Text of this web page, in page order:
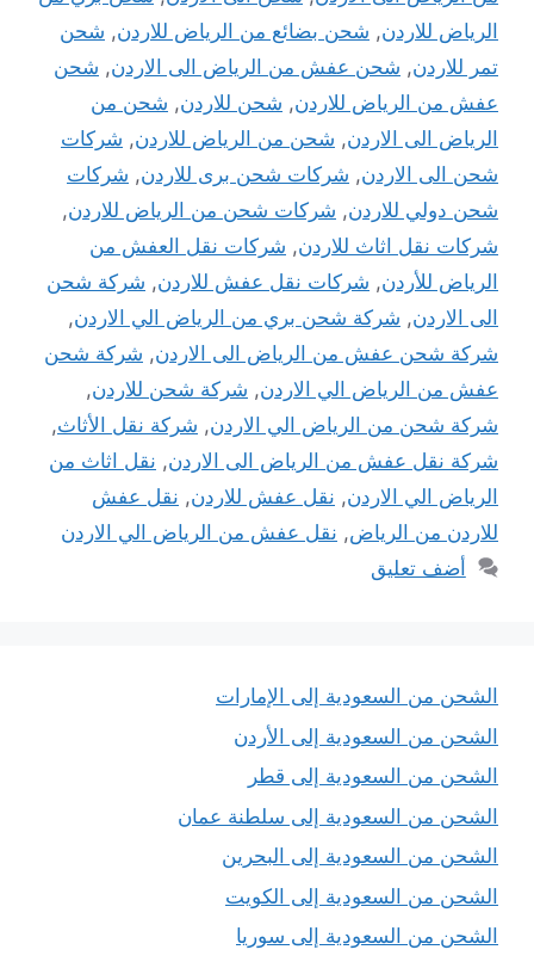
الرياض للاردن, شحن بضائع من الرياض للاردن, شحن
تمر للاردن, شحن عفش من الرياض الى الاردن, شحن
عفش من الرياض للاردن, شحن للاردن, شحن من
الرياض الى الاردن, شحن من الرياض للاردن, شركات
شحن الى الاردن, شركات شحن برى للاردن, شركات
شحن دولي للاردن, شركات شحن من الرياض للاردن,
شركات نقل اثاث للاردن, شركات نقل العفش من
الرياض للأردن, شركات نقل عفش للاردن, شركة شحن
الى الاردن, شركة شحن بري من الرياض الي الاردن,
شركة شحن عفش من الرياض الى الاردن, شركة شحن
عفش من الرياض الي الاردن, شركة شحن للاردن,
شركة شحن من الرياض الي الاردن, شركة نقل الأثاث,
شركة نقل عفش من الرياض الى الاردن, نقل اثاث من
الرياض الي الاردن, نقل عفش للاردن, نقل عفش
للاردن من الرياض, نقل عفش من الرياض الي الاردن
أضف تعليق
الشحن من السعودية إلى الإمارات
الشحن من السعودية إلى الأردن
الشحن من السعودية إلى قطر
الشحن من السعودية إلى سلطنة عمان
الشحن من السعودية إلى البحرين
الشحن من السعودية إلى الكويت
الشحن من السعودية إلى سوريا